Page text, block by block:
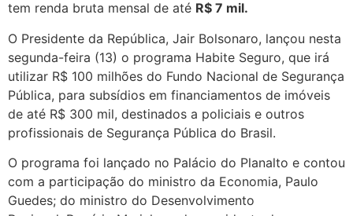
tem renda bruta mensal de até R$ 7 mil.
O Presidente da República, Jair Bolsonaro, lançou nesta
segunda-feira (13) o programa Habite Seguro, que irá
utilizar R$ 100 milhões do Fundo Nacional de Segurança
Pública, para subsídios em financiamentos de imóveis
de até R$ 300 mil, destinados a policiais e outros
profissionais de Segurança Pública do Brasil.
O programa foi lançado no Palácio do Planalto e contou
com a participação do ministro da Economia, Paulo
Guedes; do ministro do Desenvolvimento